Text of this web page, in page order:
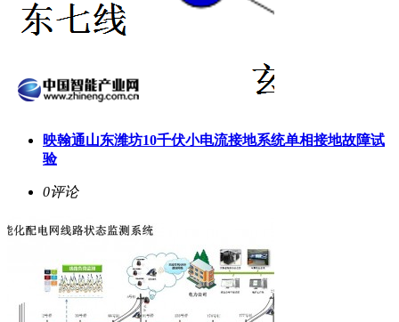
映翰通山东潍坊10千伏小电流接地系统单相接地故障试
验
0评论